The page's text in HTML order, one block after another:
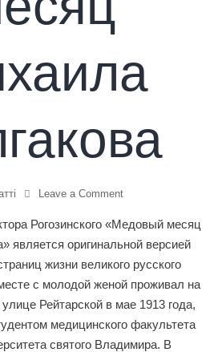
Leave a Comment
Рогозинского «Медовый месяц
является оригинальной версией
жизни великого русского
с молодой женой проживал на
Рейтарской в мае 1913 года,
медицинского факультета
святого Владимира. В